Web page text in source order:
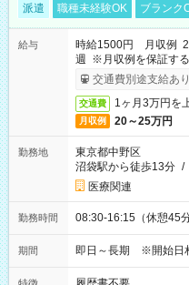
派遣 職種未経験OK ブランク
給与
時給1500円 月収例
週 ※月収例を保証す
ービス利用可（利用条
交通費別途支給あり
交通費 1ヶ月3万円を
月収例 20～25万円
勤務地
東京都中野区
沼袋駅から徒歩13分 /
医療関連
勤務時間 08:30-16:15（休憩45
期間 即日～長期 ※開始日